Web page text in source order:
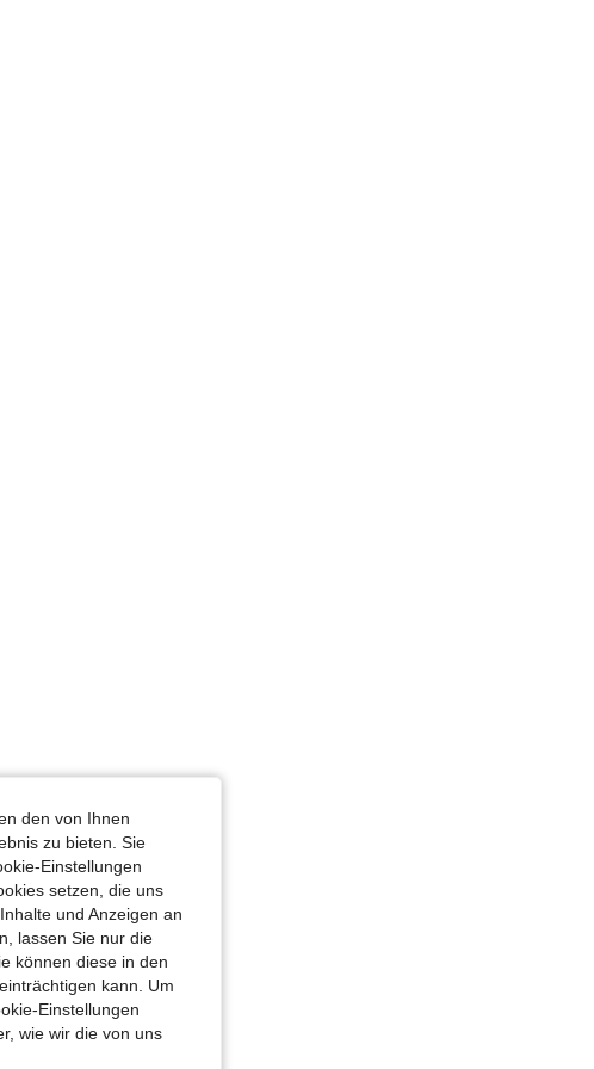
den von Ihnen
zu bieten. Sie
Einstellungen
setzen, die uns
und Anzeigen an
lassen Sie nur die
können diese in den
kann. Um
Einstellungen
wie wir die von uns